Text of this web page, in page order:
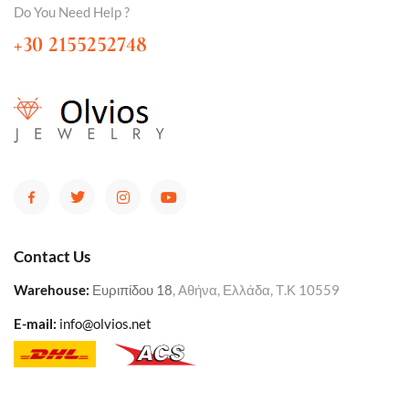
Do You Need Help ?
+30 2155252748
Contact Us
Warehouse: Ευριπίδου 18, Αθήνα, Ελλάδα, Τ.Κ 10559
E-mail: info@olvios.net